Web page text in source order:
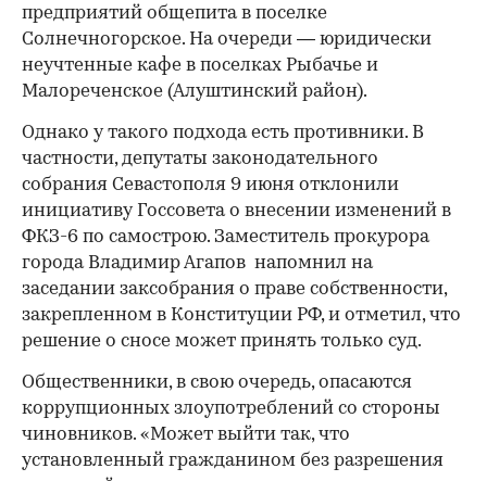
предприятий общепита в поселке
Солнечногорское. На очереди — юридически
неучтенные кафе в поселках Рыбачье и
Малореченское (Алуштинский район).
Однако у такого подхода есть противники. В
частности, депутаты законодательного
собрания Севастополя 9 июня отклонили
инициативу Госсовета о внесении изменений в
ФКЗ-6 по самострою. Заместитель прокурора
города Владимир Агапов напомнил на
заседании заксобрания о праве собственности,
закрепленном в Конституции РФ, и отметил, что
решение о сносе может принять только суд.
Общественники, в свою очередь, опасаются
коррупционных злоупотреблений со стороны
чиновников. «Может выйти так, что
установленный гражданином без разрешения